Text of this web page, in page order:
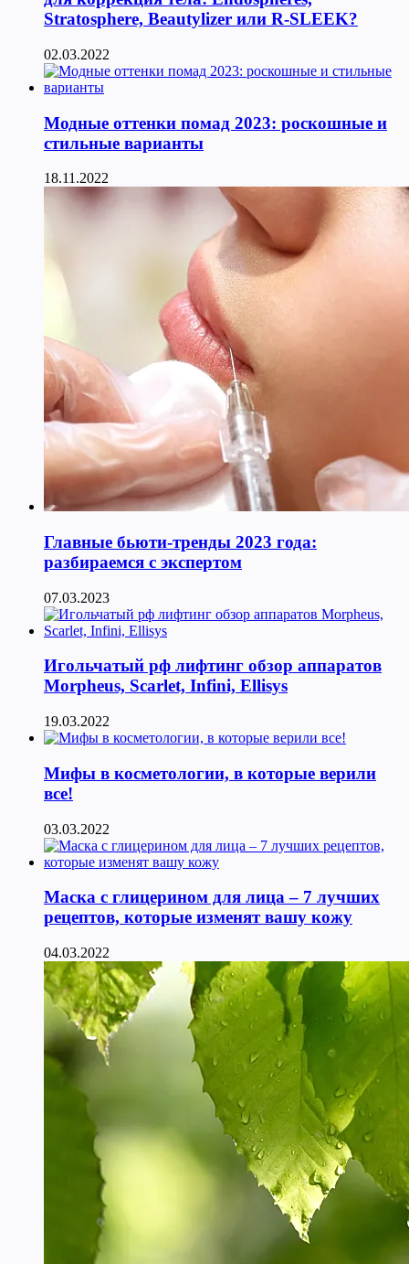
Stratosphere, Beautylizer или R-SLEEK?
02.03.2022
Модные оттенки помад 2023: роскошные и
стильные варианты
18.11.2022
Главные бьюти-тренды 2023 года:
разбираемся с экспертом
07.03.2023
Игольчатый рф лифтинг обзор аппаратов
Morpheus, Scarlet, Infini, Ellisys
19.03.2022
Мифы в косметологии, в которые верили
все!
03.03.2022
Маска с глицерином для лица – 7 лучших
рецептов, которые изменят вашу кожу
04.03.2022